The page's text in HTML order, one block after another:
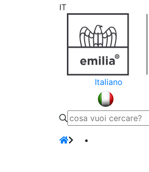
IT
Italiano